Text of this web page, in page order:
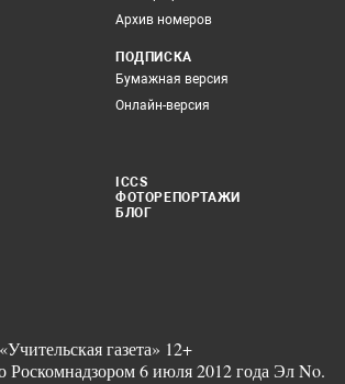
Архив номеров
ПОДПИСКА
Бумажная версия
Онлайн-версия
ICCS
ФОТОРЕПОРТАЖИ
БЛОГ
газета» 12+
Роскомнадзором 6 июля 2012 года Эл No.